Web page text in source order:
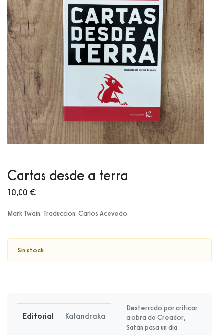
Cartas desde a terra
10,00 €
Mark Twain. Traducción: Carlos Acevedo.
Sin stock
Editorial Kalandraka
Desterrado por criticar
a obra do Creador,
Satán pasa un día